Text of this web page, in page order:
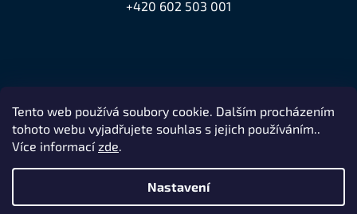
Tento web používá soubory cookie. Dalším procházením
tohoto webu vyjadřujete souhlas s jejich používáním..
Více informacízde.
Nastavení
+420 602 503 001
Přijímáme online platby